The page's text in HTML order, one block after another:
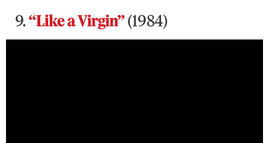
9.“Like a Virgin”(1984)